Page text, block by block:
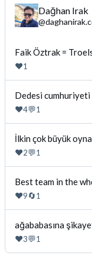
Dağhan Irak
@
Bluesky'da
Dağhan
yazilan
gonderiyi
goruntule
Faik Öztrak =
❤️1
Bluesky'da
Dağhan
yazilan
gonderiyi
goruntule
Dedesi cumhuriyeti
❤️4💬1
Bluesky'da
Dağhan
yazilan
gonderiyi
goruntule
İlkin çok büyük
❤️2💬1
Bluesky'da
Dağhan
yazilan
gonderiyi
goruntule
Best team in the
❤️9🔄1
Bluesky'da
Dağhan
ağababasına
❤️3💬1